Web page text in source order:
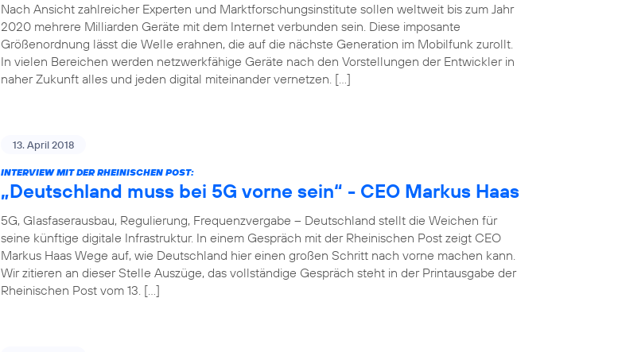
Nach Ansicht zahlreicher Experten und Marktforschungsinstitute sollen weltweit bis zum Jahr
2020 mehrere Milliarden Geräte mit dem Internet verbunden sein. Diese imposante
Größenordnung lässt die Welle erahnen, die auf die nächste Generation im Mobilfunk zurollt.
In vielen Bereichen werden netzwerkfähige Geräte nach den Vorstellungen der Entwickler in
naher Zukunft alles und jeden digital miteinander vernetzen. […]
13. April 2018
INTERVIEW MIT DER RHEINISCHEN POST:
„Deutschland muss bei 5G vorne sein“ - CEO Markus Haas
5G, Glasfaserausbau, Regulierung, Frequenzvergabe – Deutschland stellt die Weichen für
seine künftige digitale Infrastruktur. In einem Gespräch mit der Rheinischen Post zeigt CEO
Markus Haas Wege auf, wie Deutschland hier einen großen Schritt nach vorne machen kann.
Wir zitieren an dieser Stelle Auszüge, das vollständige Gespräch steht in der Printausgabe der
Rheinischen Post vom 13. […]